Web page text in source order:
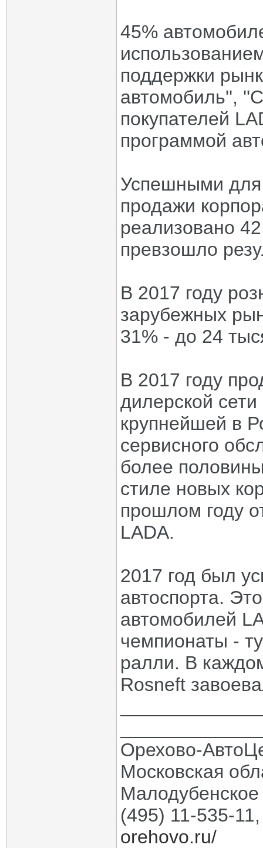
45%
поддержки
автомобиль'',
покупателей
программой
Успешными для
продажи
реализовано
превзошло
В 2017 году
зарубежных
31% - до 24
В 2017 году
дилерской
крупнейшей в
сервисного
более
стиле новых
прошлом году
LADA.
2017 год был
автоспорта.
автомобилей
чемпионаты -
ралли. В
Rosneft
Орехово-
Московская
(495) 11-535-
orehovo.ru/